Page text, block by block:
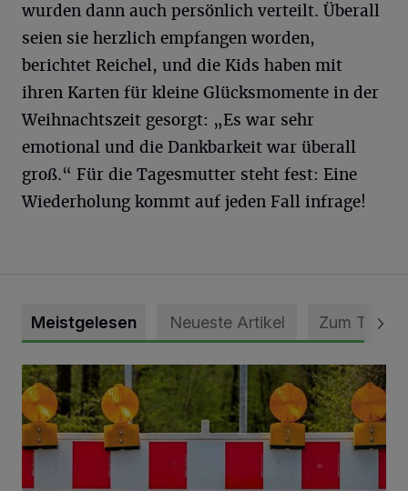
wurden dann auch persönlich verteilt. Überall
seien sie herzlich empfangen worden,
berichtet Reichel, und die Kids haben mit
ihren Karten für kleine Glücksmomente in der
Weihnachtszeit gesorgt: „Es war sehr
emotional und die Dankbarkeit war überall
groß.“ Für die Tagesmutter steht fest: Eine
Wiederholung kommt auf jeden Fall infrage!
Meistgelesen Neueste Artikel Zum Thema
Vollsperrung der Talstraße in Grevenbroich-Kapellen